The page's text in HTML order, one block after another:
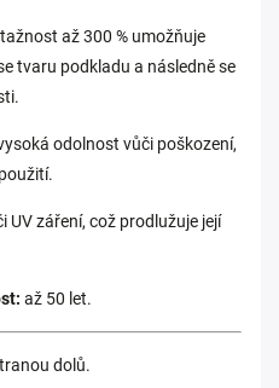
až 300 % umožňuje
tvaru podkladu a následně se
odolnost vůči poškození,
UV záření, což prodlužuje její
až 50 let.
dolů.